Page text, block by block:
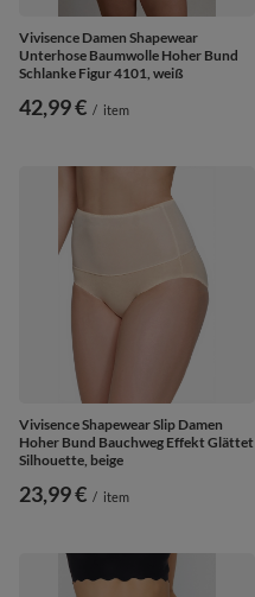
Vivisence Damen Shapewear
Unterhose Baumwolle Hoher Bund
Schlanke Figur 4101, weiß
42,99 € / item
Vivisence Shapewear Slip Damen
Hoher Bund Bauchweg Effekt Glättet
Silhouette, beige
23,99 € / item